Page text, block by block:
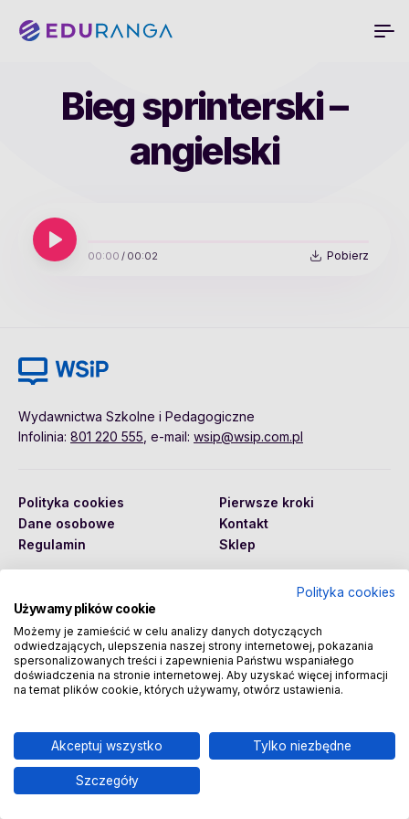
Bieg sprinterski –
angielski
00:00 / 00:02 Pobierz
Wydawnictwa Szkolne i Pedagogiczne
Infolinia: 801 220 555 , e-mail: wsip@wsip.com.pl
Polityka cookies
Dane osobowe
Regulamin
Pierwsze kroki
Kontakt
Sklep
Copyright © 2026 Wydawnictwa Szkolne i Pedagogiczne
Spółka Akcyjna
Polityka cookies
Używamy plików cookie
Możemy je zamieścić w celu analizy danych dotyczących
odwiedzających, ulepszenia naszej strony internetowej, pokazania
spersonalizowanych treści i zapewnienia Państwu wspaniałego
doświadczenia na stronie internetowej. Aby uzyskać więcej informacji
na temat plików cookie, których używamy, otwórz ustawienia.
Akceptuj wszystko Tylko niezbędne
Szczegóły